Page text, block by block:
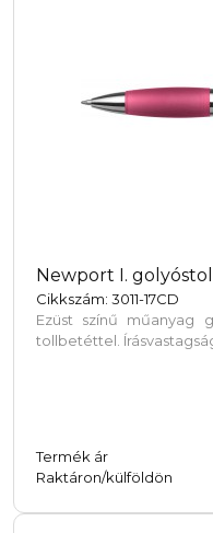
Newport I.
Cikkszám: 3011-17CD
Ezüst színű műanyag
tollbetéttel.
Termék ár
Raktáron/külföldön